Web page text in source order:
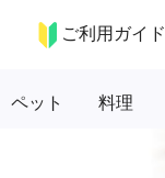
ご利用ガイド
ペット 料理